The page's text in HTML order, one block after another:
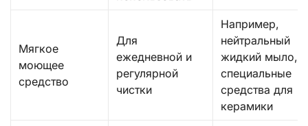
Мягкое
моющее
средство
Для
ежедневной и
регулярной
чистки
Например,
нейтральный
жидкий мыло,
специальные
средства для
керамики